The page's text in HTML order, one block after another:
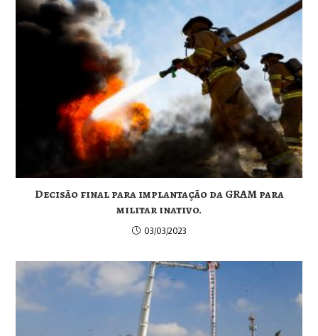
Decisão final para implantação da GRAM para
militar inativo.
03/03/2023